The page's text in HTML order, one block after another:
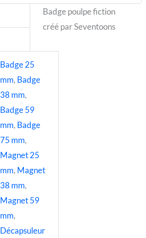
Badge poulpe fiction
créé par Seventoons
Badge 25
mm, Badge
38 mm,
Badge 59
mm, Badge
75 mm,
Magnet 25
mm, Magnet
38 mm,
Magnet 59
mm,
Décapsuleur